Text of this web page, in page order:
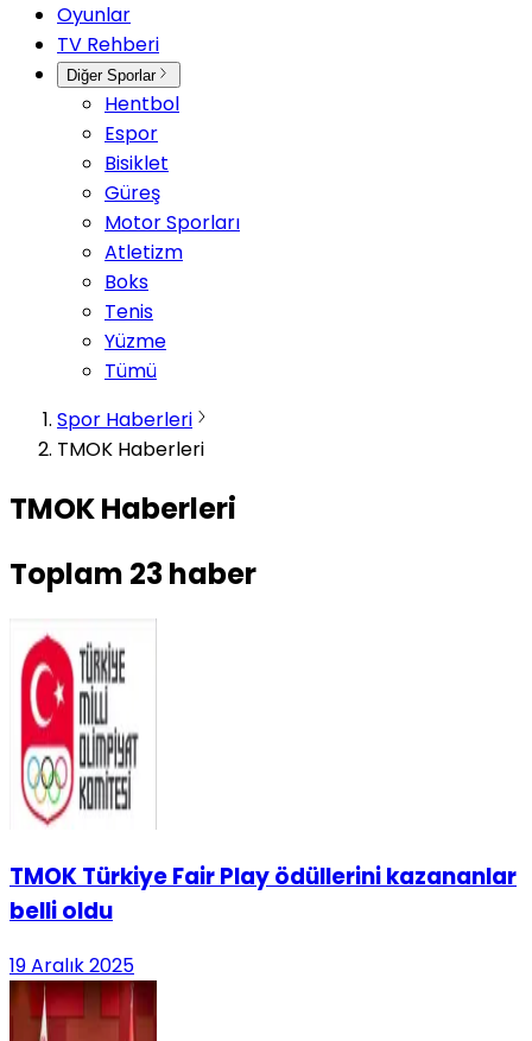
Oyunlar
TV Rehberi
Diğer Sporlar
Hentbol
Espor
Bisiklet
Güreş
Motor Sporları
Atletizm
Boks
Tenis
Yüzme
Tümü
Spor Haberleri
TMOK Haberleri
TMOK Haberleri
Toplam 23haber
TMOK Türkiye Fair Play ödüllerini kazananlar
belli oldu
19 Aralık 2025